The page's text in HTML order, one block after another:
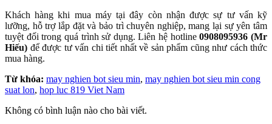
Khách hàng khi mua máy tại đây còn nhận được sự tư vấn kỹ
lưỡng, hỗ trợ lắp đặt và bảo trì chuyên nghiệp, mang lại sự yên tâm
tuyệt đối trong quá trình sử dụng. Liên hệ hotline0908095936 (Mr
Hiếu) để được tư vấn chi tiết nhất về sản phẩm cũng như cách thức
mua hàng.
Từ khóa: may nghien bot sieu min, may nghien bot sieu min cong
suat lon, hop luc 819 Viet Nam
Không có bình luận nào cho bài viết.